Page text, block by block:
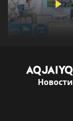
Новости